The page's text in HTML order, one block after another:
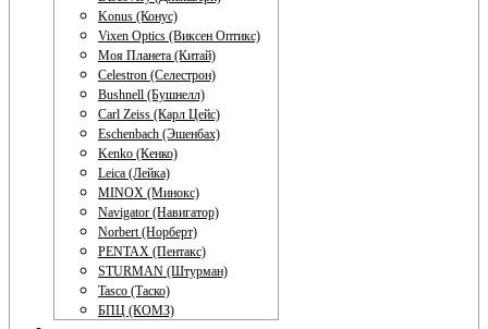
Konus (Конус)
Vixen Optics (Виксен Оптикс)
Моя Планета (Китай)
Celestron (Селестрон)
Bushnell (Бушнелл)
Carl Zeiss (Карл Цейс)
Eschenbach (Эшенбах)
Kenko (Кенко)
Leica (Лейка)
MINOX (Минокс)
Navigator (Навигатор)
Norbert (Норберт)
PENTAX (Пентакс)
STURMAN (Штурман)
Tasco (Таско)
БПЦ (КОМЗ)